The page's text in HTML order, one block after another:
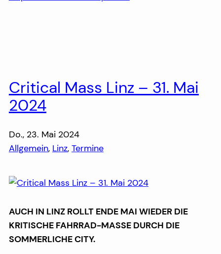
Critical Mass Linz – 31. Mai
2024
Do., 23. Mai 2024
Allgemein, Linz, Termine
AUCH IN LINZ ROLLT ENDE MAI WIEDER DIE
KRITISCHE FAHRRAD-MASSE DURCH DIE
SOMMERLICHE CITY.